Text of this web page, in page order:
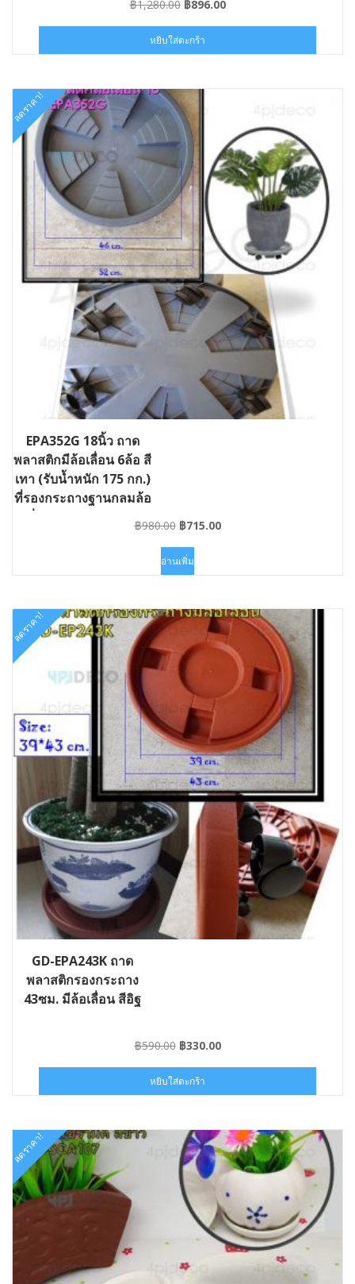
฿1,280.00 Original
was:
฿1,280.00.
฿896.00Current
฿896.00.
หยิบใส่ตะกร้า
ลดราคา!
EPA352G 18นิ้ว ถาด
พลาสติกมีล้อเลื่อน 6ล้อ สี
เทา (รับน้ำหนัก 175 กก.)
ที่รองกระถางฐานกลมล้อ
เลื่อน #GD-EPA352G฿980.00 Original
was:
฿980.00.
฿715.00Current
อ่านเพิ่ม
ลดราคา!
GD-EPA243K ถาด
พลาสติกรองกระถาง
43ซม. มีล้อเลื่อน สีอิฐ
฿590.00 Original
was:
฿590.00.
฿330.00Current
฿330.00.
หยิบใส่ตะกร้า
ลดราคา!